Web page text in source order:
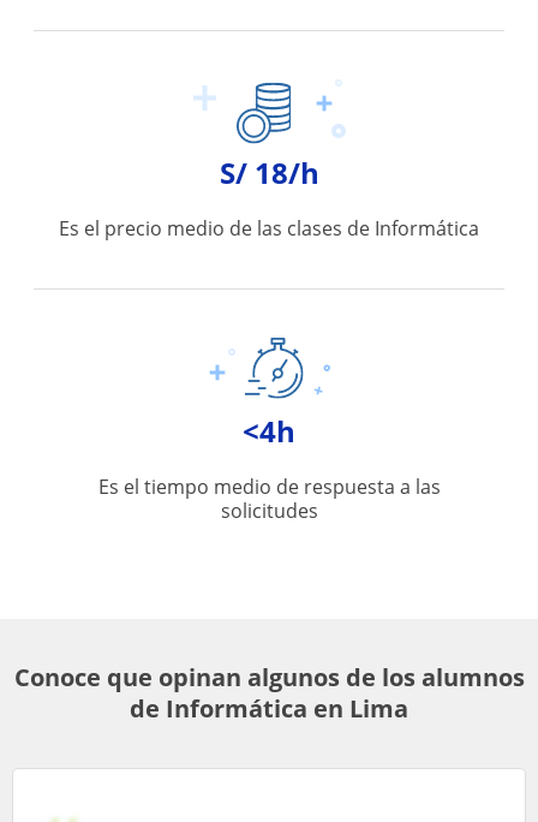
S/ 18/h
Es el precio medio de las clases de Informática
<4h
Es el tiempo medio de respuesta a las
solicitudes
Conoce que opinan algunos de los alumnos
de Informática en Lima